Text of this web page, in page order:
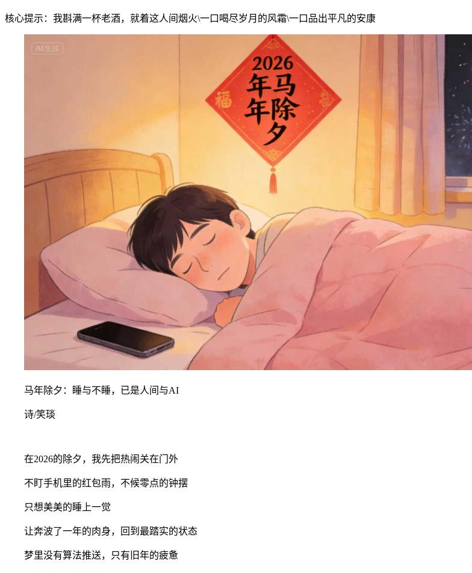
核心提示：我斟满一杯老酒，就着这人间烟火\一口喝尽岁月的风霜\一口品出平凡的安康
马年除夕：睡与不睡，已是人间与AI
诗/笑琰
在2026的除夕，我先把热闹关在门外
不盯手机里的红包雨，不候零点的钟摆
只想美美的睡上一觉
让奔波了一年的肉身，回到最踏实的状态
梦里没有算法推送，只有旧年的疲惫